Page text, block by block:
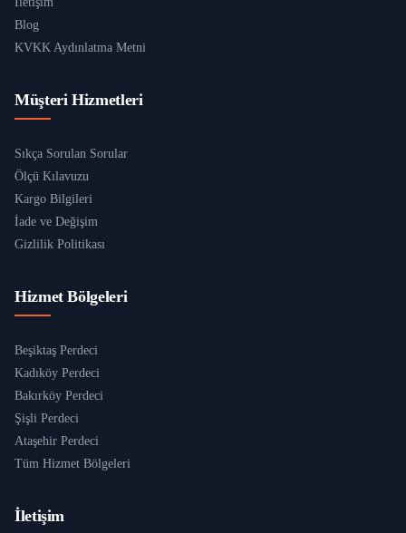
Blog
KVKK Aydınlatma Metni
Müşteri Hizmetleri
Sıkça Sorulan Sorular
Ölçü Kılavuzu
Kargo Bilgileri
İade ve Değişim
Gizlilik Politikası
Hizmet Bölgeleri
Beşiktaş Perdeci
Kadıköy Perdeci
Bakırköy Perdeci
Şişli Perdeci
Ataşehir Perdeci
Tüm Hizmet Bölgeleri
İletişim